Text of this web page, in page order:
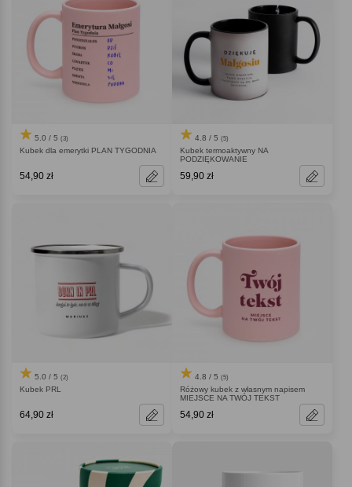
5.0 / 5 (3)
Kubek dla emerytki PLAN TYGODNIA
54,90 zł
4.8 / 5 (5)
Kubek termoaktywny NA
PODZIĘKOWANIE
59,90 zł
5.0 / 5 (2)
Kubek PRL
64,90 zł
4.8 / 5 (5)
Różowy kubek z własnym napisem
MIEJSCE NA TWÓJ TEKST
54,90 zł